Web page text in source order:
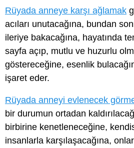
Rüyada anneye karşı ağlamak
acıları unutacağına, bundan
ileriye bakacağına, hayatında
sayfa açıp, mutlu ve huzurlu
göstereceğine, esenlik
işaret eder.
Rüyada anneyi evlenecek
bir durumun ortadan
birbirine kenetleneceğine,
insanlarla karşılaşacağına,